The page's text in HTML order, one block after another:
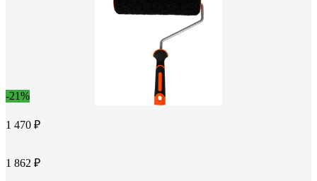
-21%
1 470 ₽
1 862 ₽